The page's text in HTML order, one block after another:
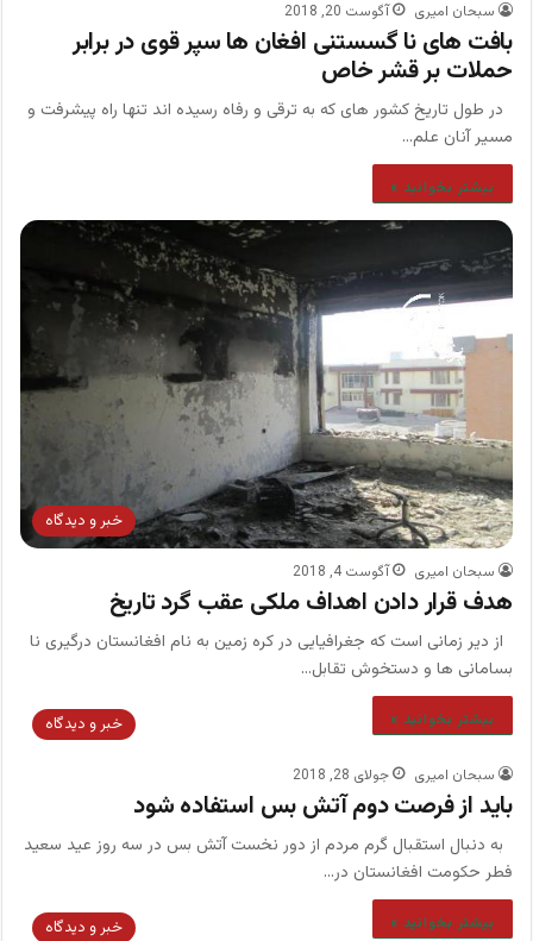
سبحان امیری آگوست 20, 2018
بافت های نا گسستنی افغان ها سپر قوی در برابر
حملات بر قشر خاص
در طول تاریخ کشور های که به ترقی و رفاه رسیده اند تنها راه پیشرفت و
مسیر آنان علم…
بیشتر بخوانید »
خبر و دیدگاه
سبحان امیری آگوست 4, 2018
هدف قرار دادن اهداف ملکی عقب گرد تاریخ
از دیر زمانی است که جغرافیایی در کره زمین به نام افغانستان درگیری نا
بسامانی ها و دستخوش تقابل…
بیشتر بخوانید » خبر و دیدگاه
سبحان امیری جولای 28, 2018
باید از فرصت دوم آتش بس استفاده شود
به دنبال استقبال گرم مردم از دور نخست آتش بس در سه روز عید سعید
فطر حکومت افغانستان در…
بیشتر بخوانید » خبر و دیدگاه